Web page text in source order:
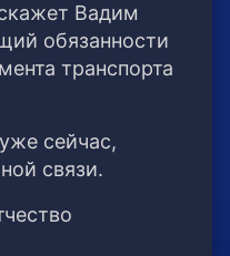
Вадим
обязанности
транспорта
сейчас,
связи.